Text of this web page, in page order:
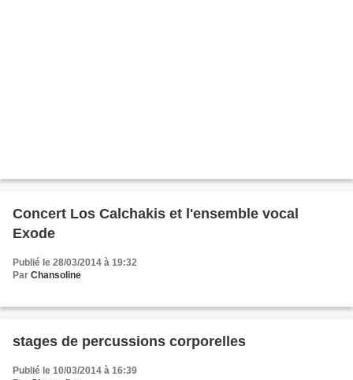
Concert Los Calchakis et l'ensemble vocal
Exode
Publié le 28/03/2014 à 19:32
Par Chansoline
stages de percussions corporelles
Publié le 10/03/2014 à 16:39